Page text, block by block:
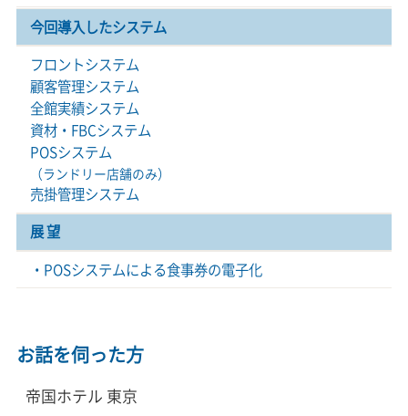
今回導入したシステム
フロントシステム
顧客管理システム
全館実績システム
資材・FBCシステム
POSシステム
（ランドリー店舗のみ）
売掛管理システム
展 望
・POSシステムによる食事券の電子化
お話を伺った方
帝国ホテル 東京